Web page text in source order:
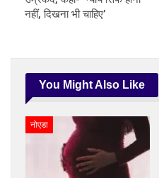
नहीं, दिखना भी चाहिए’
You Might Also Like
नोएडा